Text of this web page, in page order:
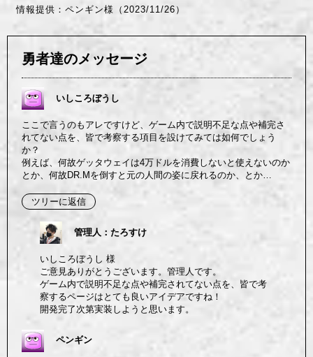
情報提供：ペンギン様（2023/11/26）
勇者達のメッセージ
いしころぼうし
ここで言うのもアレですけど、ゲーム内で説明不足な点や補完さ
れてない点を、皆で考察する項目を設けてみては如何でしょう
か？
例えば、何故ゲッタウェイは4万ドルを消費しないと使えないのか
とか、何故DR.Mを倒すと元の人間の姿に戻れるのか、とか…
ツリーに返信
管理人：たろすけ
いしころぼうし 様
ご意見ありがとうございます。管理人です。
ゲーム内で説明不足な点や補完されてない点を、皆で考
察するページはとても良いアイデアですね！
開発完了次第実装しようと思います。
ペンギン